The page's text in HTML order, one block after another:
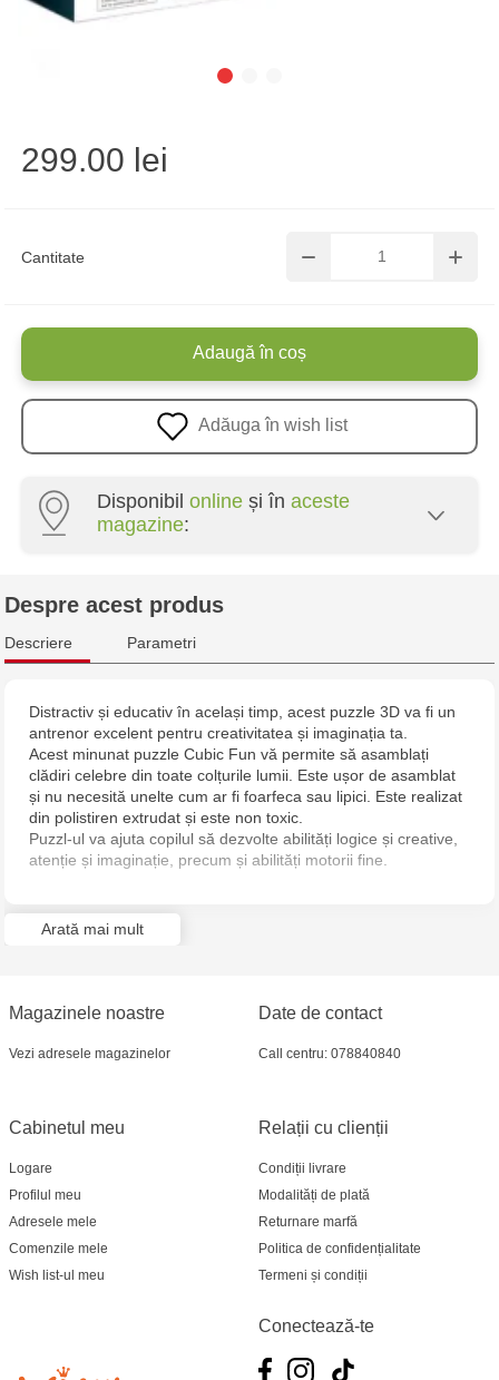
Cantitate
299.00 lei
Adaugă în coș
Adăuga în wish list
Disponibil online și în aceste
magazine:
Multistore Centru - bd. Cantemir, 6
Jucărenia Bălți - str. Alexandru Cel Bun, 5
Jucărenia Cahul - str. Ștefan cel Mare, 29А
Jucarenia Ciocana - bd.Mircea cel Bătrân, 39
Multistore Soroca - bd. Ștefan cel Mare, 110
MultiStore Căușeni- str. Iurii Gagarin 24
Despre acest produs
Descriere Parametri
Distractiv și educativ în același timp, acest puzzle 3D va fi un
antrenor excelent pentru creativitatea și imaginația ta.
Acest minunat puzzle Cubic Fun vă permite să asamblați
clădiri celebre din toate colțurile lumii. Este ușor de asamblat
și nu necesită unelte cum ar fi foarfeca sau lipici. Este realizat
din polistiren extrudat și este non toxic.
Puzzl-ul va ajuta copilul să dezvolte abilități logice și creative,
atenție și imaginație, precum și abilități motorii fine.
Arată mai mult
Magazinele noastre
Vezi adresele magazinelor
Relații cu clienții
Condiții livrare
Modalități de plată
Returnare marfă
Politica de confidențialitate
Termeni și condiții
Cabinetul meu
Logare
Profilul meu
Adresele mele
Comenzile mele
Wish list-ul meu
Date de contact
Call centru: 078840840
Conectează-te